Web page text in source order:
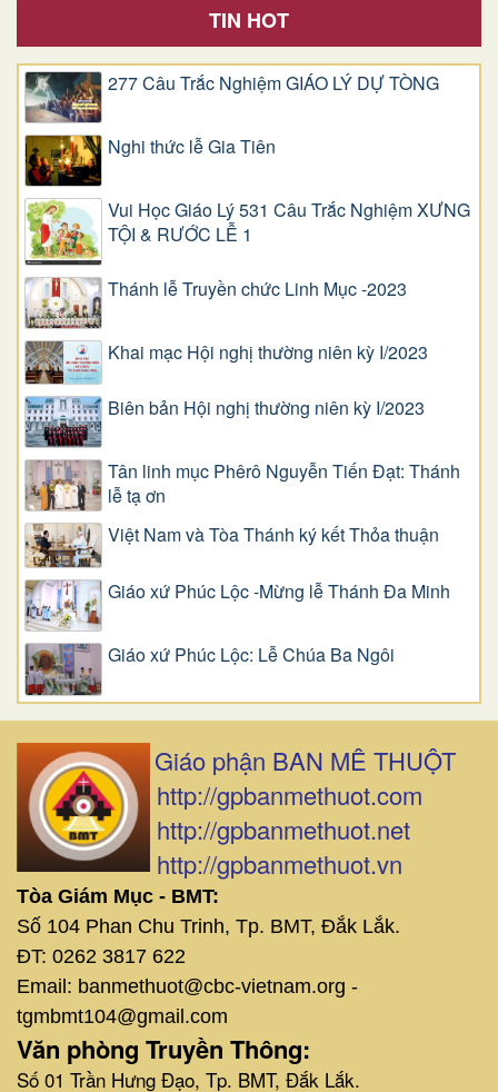
TIN HOT
277 Câu Trắc Nghiệm GIÁO LÝ DỰ TÒNG
Nghi thức lễ Gia Tiên
Vui Học Giáo Lý 531 Câu Trắc Nghiệm XƯNG
TỘI & RƯỚC LỄ 1
Thánh lễ Truyền chức Linh Mục -2023
Khai mạc Hội nghị thường niên kỳ I/2023
Biên bản Hội nghị thường niên kỳ I/2023
Tân linh mục Phêrô Nguyễn Tiến Đạt: Thánh
lễ tạ ơn
Việt Nam và Tòa Thánh ký kết Thỏa thuận
Giáo xứ Phúc Lộc -Mừng lễ Thánh Đa Minh
Giáo xứ Phúc Lộc: Lễ Chúa Ba Ngôi
Giáo phận BAN MÊ THUỘT
http://gpbanmethuot.com
http://gpbanmethuot.net
http://gpbanmethuot.vn
Tòa Giám Mục - BMT:
Số 104 Phan Chu Trinh, Tp. BMT, Đắk Lắk.
ĐT: 0262 3817 622
Email: banmethuot@cbc-vietnam.org -
tgmbmt104@gmail.com
Văn phòng Truyền Thông:
Số 01 Trần Hưng Đạo, Tp. BMT, Đắk Lắk.